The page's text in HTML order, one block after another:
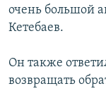
очень большой
Кетебаев.
Он также
возвращать